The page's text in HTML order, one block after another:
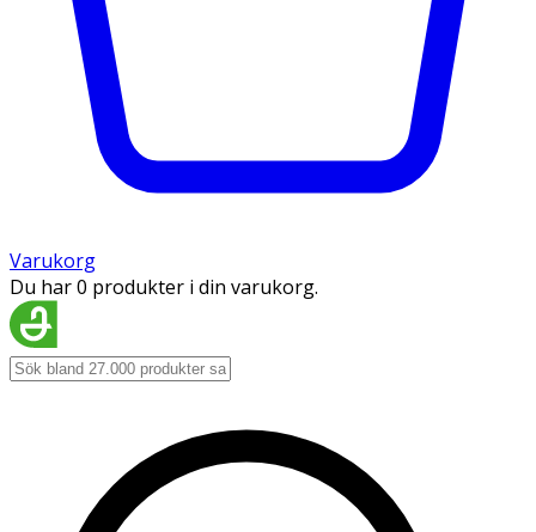
Varukorg
Du har 0 produkter i din varukorg.